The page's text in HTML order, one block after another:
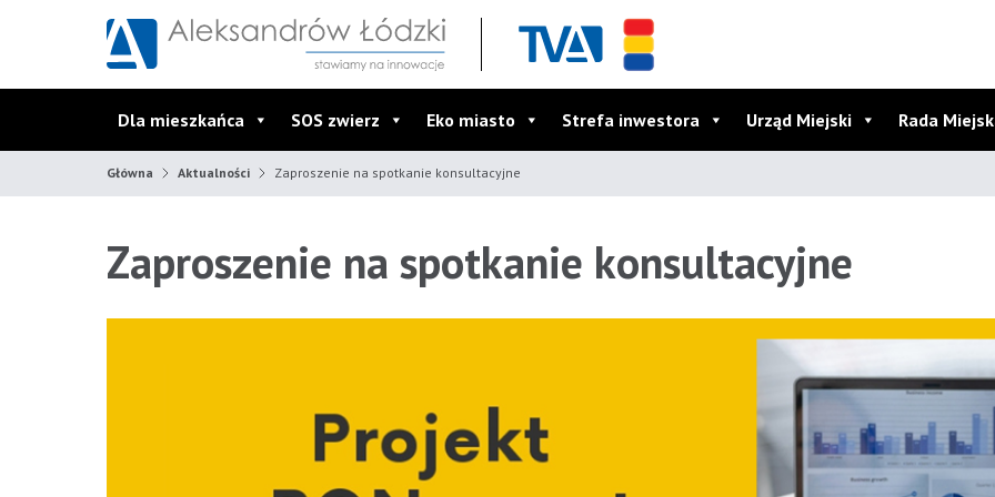
Dla mieszkańca SOS zwierz Eko miasto Strefa inwestora Urząd Miejski Rada
Główna Aktualności Zaproszenie na spotkanie konsultacyjne
Zaproszenie na spotkanie konsultacyjne